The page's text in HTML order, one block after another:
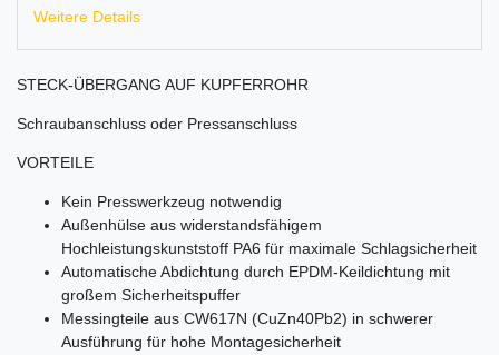
Weitere Details
STECK-ÜBERGANG AUF KUPFERROHR
Schraubanschluss oder Pressanschluss
VORTEILE
Kein Presswerkzeug notwendig
Außenhülse aus widerstandsfähigem
Hochleistungskunststoff PA6 für maximale Schlagsicherheit
Automatische Abdichtung durch EPDM-Keildichtung mit
großem Sicherheitspuffer
Messingteile aus CW617N (CuZn40Pb2) in schwerer
Ausführung für hohe Montagesicherheit